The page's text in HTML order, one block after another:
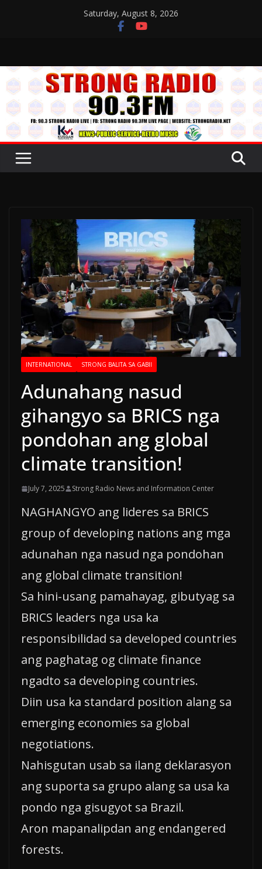
Saturday, August 8, 2026
INTERNATIONAL STRONG BALITA SA GABII
Adunahang nasud
gihangyo sa BRICS nga
pondohan ang global
climate transition!
July 7, 2025 Strong Radio News and Information Center
NAGHANGYO ang lideres sa BRICS
group of developing nations ang mga
adunahan nga nasud nga pondohan
ang global climate transition!
Sa hini-usang pamahayag, gibutyag sa
BRICS leaders nga usa ka
responsibilidad sa developed countries
ang paghatag og climate finance
ngadto sa developing countries.
Diin usa ka standard position alang sa
emerging economies sa global
negotiations.
Nahisgutan usab sa ilang deklarasyon
ang suporta sa grupo alang sa usa ka
pondo nga gisugyot sa Brazil.
Aron mapanalipdan ang endangered
forests.